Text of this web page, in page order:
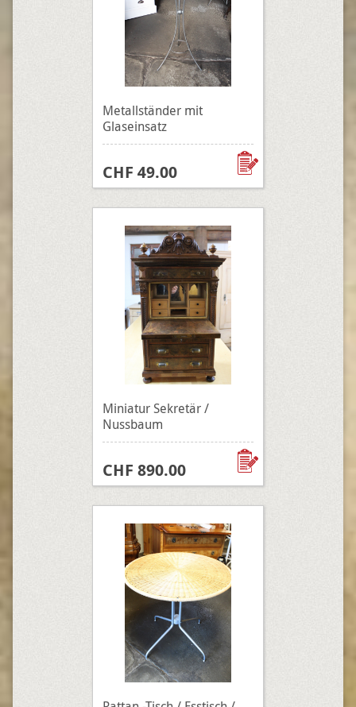
Metallständer mit
Glaseinsatz
CHF 49.00
Miniatur Sekretär /
Nussbaum
CHF 890.00